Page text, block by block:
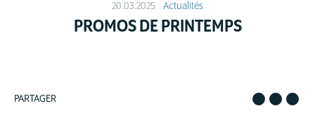
20.03.2025 Actualités
PROMOS DE PRINTEMPS
PARTAGER